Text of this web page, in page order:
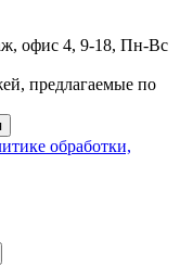
офис 4, 9-18, Пн-Вс
предлагаемые по
обработки,